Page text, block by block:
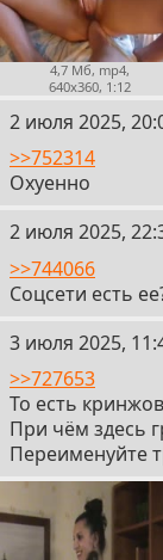
4,7 Мб, mp4,
640x360, 1:12
84
2 июля 2025,
>>752314
Охуенно
85
2 июля 2025,
>>744066
Соцсети есть
86
3 июля 2025,
>>727653
То есть
При чём здесь
Переименуйте